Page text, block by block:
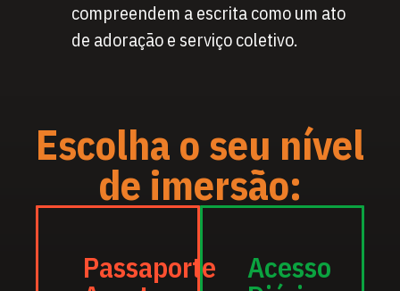
compreendem a escrita como um ato
de adoração e serviço coletivo.
Escolha o seu nível
de imersão:
Passaporte Acesso